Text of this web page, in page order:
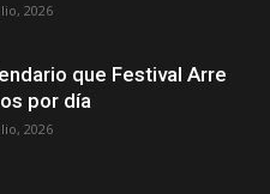
2026
que Festival Arre
por día
2026